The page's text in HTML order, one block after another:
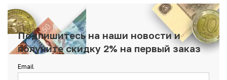
Подпишитесь на наши новости и
получите скидку 2% на первый заказ
Email